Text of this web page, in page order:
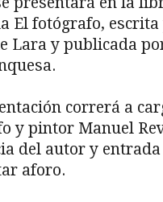
El fotógrafo,
Lara y publicada
correrá a
y pintor Manuel
del autor y
aforo.